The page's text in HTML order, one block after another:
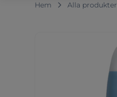
Hem Alla produkter